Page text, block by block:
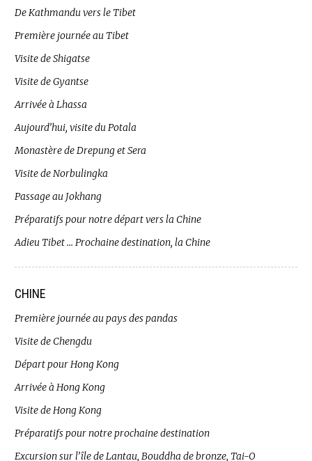
De Kathmandu vers le Tibet
Première journée au Tibet
Visite de Shigatse
Visite de Gyantse
Arrivée à Lhassa
Aujourd’hui, visite du Potala
Monastère de Drepung et Sera
Visite de Norbulingka
Passage au Jokhang
Préparatifs pour notre départ vers la Chine
Adieu Tibet … Prochaine destination, la Chine
CHINE
Première journée au pays des pandas
Visite de Chengdu
Départ pour Hong Kong
Arrivée à Hong Kong
Visite de Hong Kong
Préparatifs pour notre prochaine destination
Excursion sur l’île de Lantau, Bouddha de bronze, Tai-O